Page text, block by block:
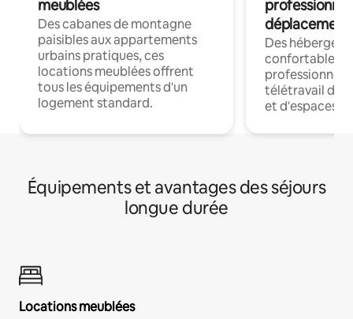
meublées
Des cabanes de montagne
paisibles aux appartements
urbains pratiques, ces
locations meublées offrent
tous les équipements d'un
logement standard.
déplacement
Des
confortables
professionnels
télétravail
et d'espaces
Équipements et avantages des séjours
longue durée
Locations meublées